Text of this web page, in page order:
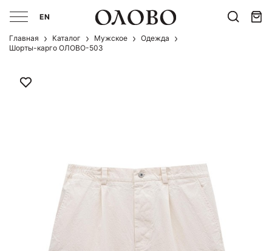
EN
Главная Каталог Мужcкое
Одежда
Шорты-карго ОЛОВО-503